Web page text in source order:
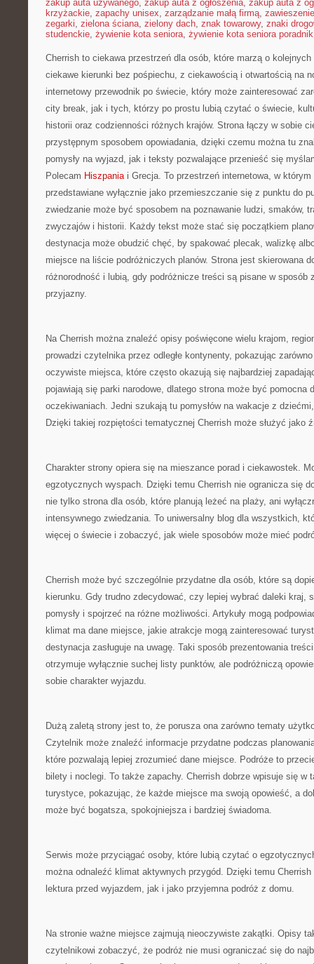
zakup auta używanego, zakup auta z ogłoszenia, zakup auta z
krzyżackie, zapachy unisex, zarządzanie małą firmą, zawieszenie
zegarki, zielona ściana, zielony dach, znak towarowy, znaki
studenckie, żywienie kota seniora, żywienie kota seniora poradnik
Cherrish to ciekawa przestrzeń dla osób, które marzą o
ciekawe kierunki bez pośpiechu, z ciekawością i otwartością na
internetowy przewodnik po świecie, który może zainteresować
city break, jak i tych, którzy po prostu lubią czytać o świecie,
historii oraz codzienności różnych krajów. Strona łączy w sobie
przystępnym sposobem opowiadania, dzięki czemu można tu
pomysły na wyjazd, jak i teksty pozwalające przenieść się
Polecam Hiszpaniai Grecja. To przestrzeń internetowa, w którym
przedstawiane wyłącznie jako przemieszczanie się z punktu do
zwiedzanie może być sposobem na poznawanie ludzi, smaków,
zwyczajów i historii. Każdy tekst może stać się początkiem
destynacja może obudzić chęć, by spakować plecak, walizkę
miejsce na liście podróżniczych planów. Strona jest skierowana
różnorodność i lubią, gdy podróżnicze treści są pisane w sposób
przyjazny.
Na Cherrish można znaleźć opisy poświęcone wielu krajom,
prowadzi czytelnika przez odległe kontynenty, pokazując
oczywiste miejsca, które często okazują się najbardziej
pojawiają się parki narodowe, dlatego strona może być pomocna
oczekiwaniach. Jedni szukają tu pomysłów na wakacje z
Dzięki takiej rozpiętości tematycznej Cherrish może służyć jako
Charakter strony opiera się na mieszance porad i ciekawostek.
egzotycznych wyspach. Dzięki temu Cherrish nie ogranicza się
nie tylko strona dla osób, które planują leżeć na plaży, ani
intensywnego zwiedzania. To uniwersalny blog dla wszystkich,
więcej o świecie i zobaczyć, jak wiele sposobów może mieć
Cherrish może być szczególnie przydatne dla osób, które są
kierunku. Gdy trudno zdecydować, czy lepiej wybrać daleki kraj,
pomysły i spojrzeć na różne możliwości. Artykuły mogą
klimat ma dane miejsce, jakie atrakcje mogą zainteresować
destynacja zasługuje na uwagę. Taki sposób prezentowania
otrzymuje wyłącznie suchej listy punktów, ale podróżniczą
sobie charakter wyjazdu.
Dużą zaletą strony jest to, że porusza ona zarówno tematy
Czytelnik może znaleźć informacje przydatne podczas
które pozwalają lepiej zrozumieć dane miejsce. Podróże to
bilety i noclegi. To także zapachy. Cherrish dobrze wpisuje się w
turystyce, pokazując, że każde miejsce ma swoją opowieść, a
może być bogatsza, spokojniejsza i bardziej świadoma.
Serwis może przyciągać osoby, które lubią czytać o
można odnaleźć klimat aktywnych przygód. Dzięki temu
lektura przed wyjazdem, jak i jako przyjemna podróż z domu.
Na stronie ważne miejsce zajmują nieoczywiste zakątki. Opisy
czytelnikowi zobaczyć, że podróż nie musi ograniczać się do